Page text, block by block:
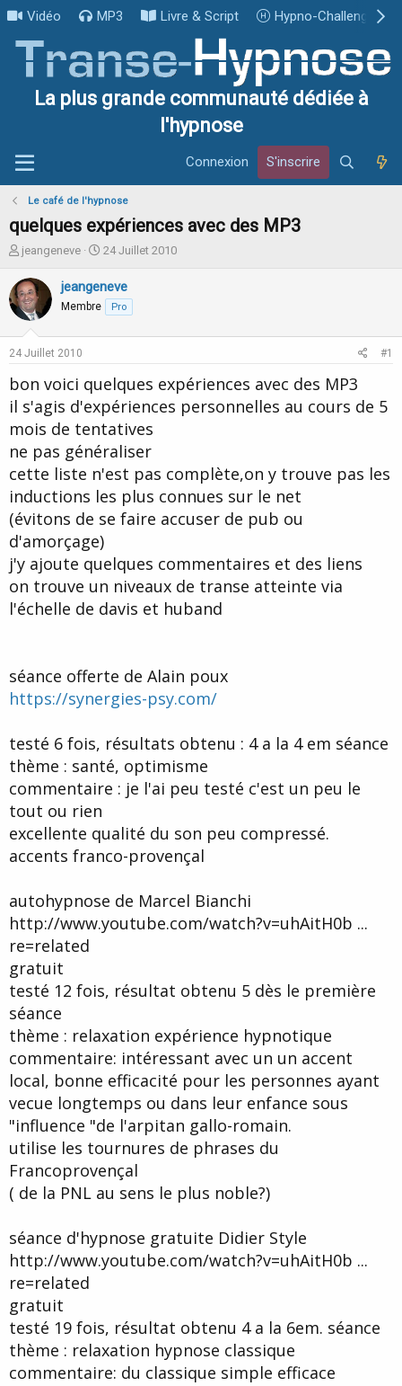
Vidéo MP3 Livre & Script Hypno-Challenge
La plus grande communauté dédiée à
l'hypnose
Connexion S'inscrire
Le café de l'hypnose
quelques expériences avec des MP3
I
i
t
i
u
d
e
a
d
i
c
u
s
i
o
jeangeneve
D
t
e
d
b
t
24 Juillet 2010
jeangeneve
Membre Pro
24 Juillet 2010 #1
bon voici quelques expériences avec des MP3
il s'agis d'expériences personnelles au cours de 5
mois de tentatives
ne pas généraliser
cette liste n'est pas complète,on y trouve pas les
inductions les plus connues sur le net
(évitons de se faire accuser de pub ou
d'amorçage)
j'y ajoute quelques commentaires et des liens
on trouve un niveaux de transe atteinte via
l'échelle de davis et huband
séance offerte de Alain poux
https://synergies-psy.com/
testé 6 fois, résultats obtenu : 4 a la 4 em séance
thème : santé, optimisme
commentaire : je l'ai peu testé c'est un peu le
tout ou rien
excellente qualité du son peu compressé.
accents franco-provençal
autohypnose de Marcel Bianchi
http://www.youtube.com/watch?v=uhAitH0b ...
re=related
gratuit
testé 12 fois, résultat obtenu 5 dès le première
séance
thème : relaxation expérience hypnotique
commentaire: intéressant avec un un accent
local, bonne efficacité pour les personnes ayant
vecue longtemps ou dans leur enfance sous
"influence "de l'arpitan gallo-romain.
utilise les tournures de phrases du
Francoprovençal
( de la PNL au sens le plus noble?)
séance d'hypnose gratuite Didier Style
http://www.youtube.com/watch?v=uhAitH0b ...
re=related
gratuit
testé 19 fois, résultat obtenu 4 a la 6em. séance
thème : relaxation hypnose classique
commentaire: du classique simple efficace